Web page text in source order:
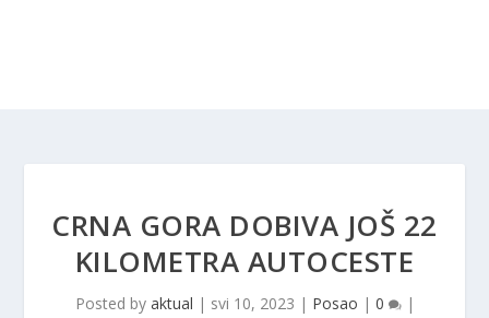
CRNA GORA DOBIVA JOŠ 22
KILOMETRA AUTOCESTE
Posted by aktual | svi 10, 2023 | Posao | 0 |